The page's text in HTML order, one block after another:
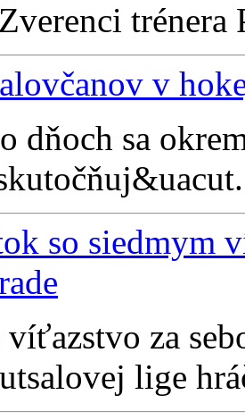
trénera
v
dňoch sa
so siedmym
víťazstvo za
lige